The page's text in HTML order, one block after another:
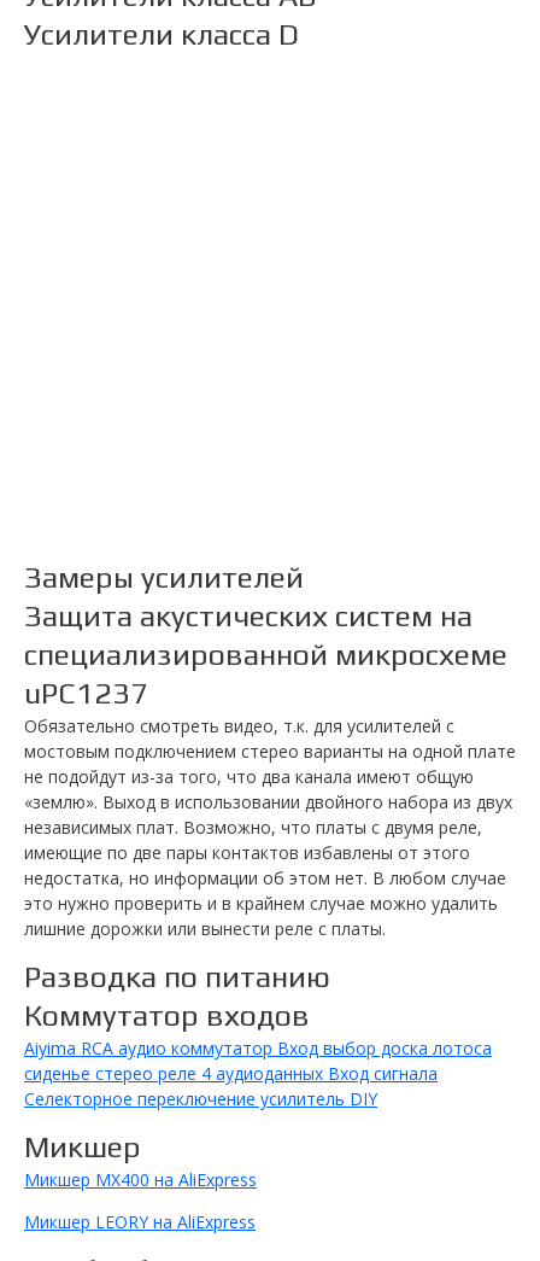
Усилители класса D
Замеры усилителей
Защита акустических систем на
специализированной микросхеме
uPC1237
Обязательно смотреть видео, т.к. для усилителей с
мостовым подключением стерео варианты на одной плате
не подойдут из-за того, что два канала имеют общую
«землю». Выход в использовании двойного набора из двух
независимых плат. Возможно, что платы с двумя реле,
имеющие по две пары контактов избавлены от этого
недостатка, но информации об этом нет. В любом случае
это нужно проверить и в крайнем случае можно удалить
лишние дорожки или вынести реле с платы.
Разводка по питанию
Коммутатор входов
Aiyima RCA аудио коммутатор Вход выбор доска лотоса
сиденье стерео реле 4 аудиоданных Вход сигнала
Селекторное переключение усилитель DIY
Микшер
Mикшер MX400 на AliExpress
Mикшер LEORY​ на AliExpress